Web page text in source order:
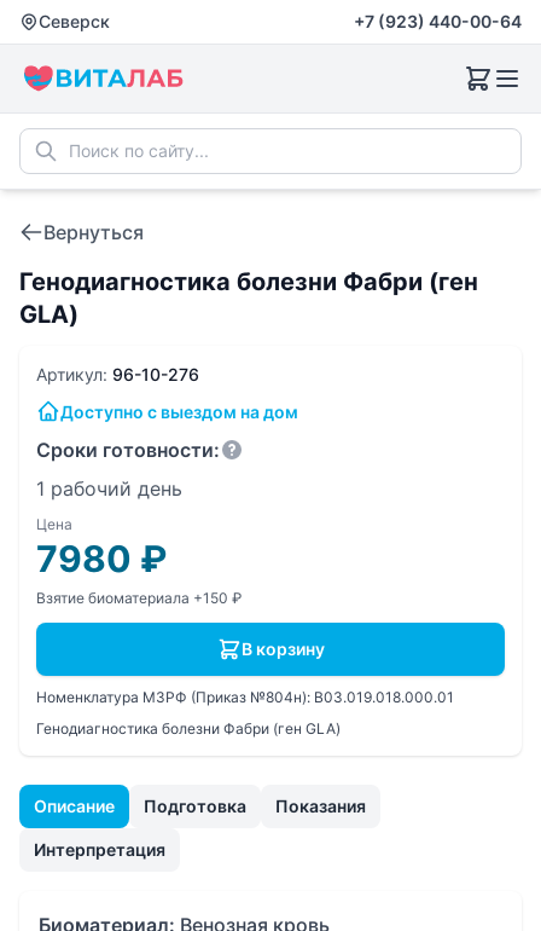
Северск +7 (923) 440-00-64
Вернуться
Генодиагностика болезни Фабри (ген
GLA)
Описание Подготовка Показания
Интерпретация
Биоматериал: Венозная кровь
Артикул: 96-10-276
Доступно с выездом на дом
Сроки готовности:
1 рабочий день
Цена
7980 ₽
Взятие биоматериала +150 ₽
В корзину
Номенклатура МЗРФ (Приказ №804н): B03.019.018.000.01
Генодиагностика болезни Фабри (ген GLA)